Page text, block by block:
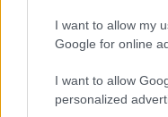
I want to allow my
Google for online
I want to allow
personalized
F
a
ce
b
T
w
it
te
Pi
n
te
re